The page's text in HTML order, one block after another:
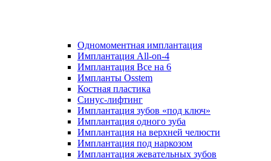
Одномоментная имплантация
Имплантация All-on-4
Имплантация Все на 6
Импланты Osstem
Костная пластика
Синус-лифтинг
Имплантация зубов «под ключ»
Имплантация одного зуба
Имплантация на верхней челюсти
Имплантация под наркозом
Имплантация жевательных зубов